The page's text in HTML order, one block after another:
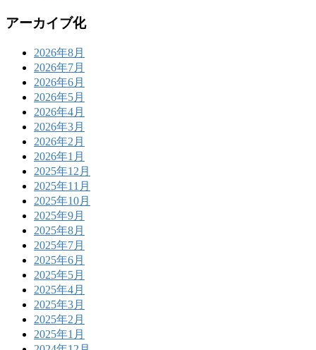
アーカイブ化
2026年8月
2026年7月
2026年6月
2026年5月
2026年4月
2026年3月
2026年2月
2026年1月
2025年12月
2025年11月
2025年10月
2025年9月
2025年8月
2025年7月
2025年6月
2025年5月
2025年4月
2025年3月
2025年2月
2025年1月